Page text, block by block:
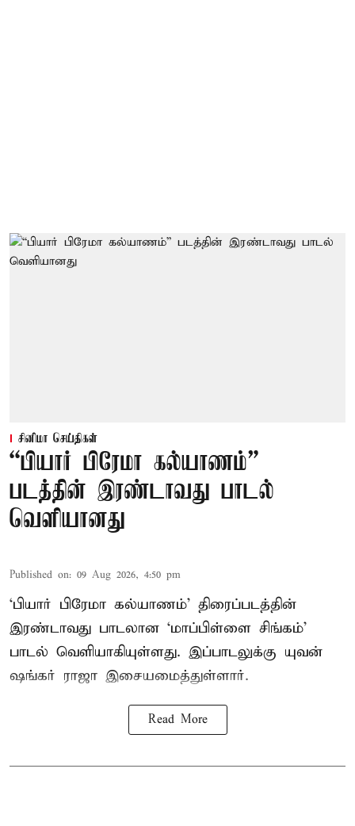
சினிமா செய்திகள்
“பியார் பிரேமா கல்யாணம்”
படத்தின் இரண்டாவது பாடல்
வெளியானது
Published on: 09 Aug 2026, 4:50 pm
‘பியார் பிரேமா கல்யாணம்’ திரைப்படத்தின்
இரண்டாவது பாடலான ‘மாப்பிள்ளை சிங்கம்’
பாடல் வெளியாகியுள்ளது. இப்பாடலுக்கு யுவன்
ஷங்கர் ராஜா இசையமைத்துள்ளார்.
Read More